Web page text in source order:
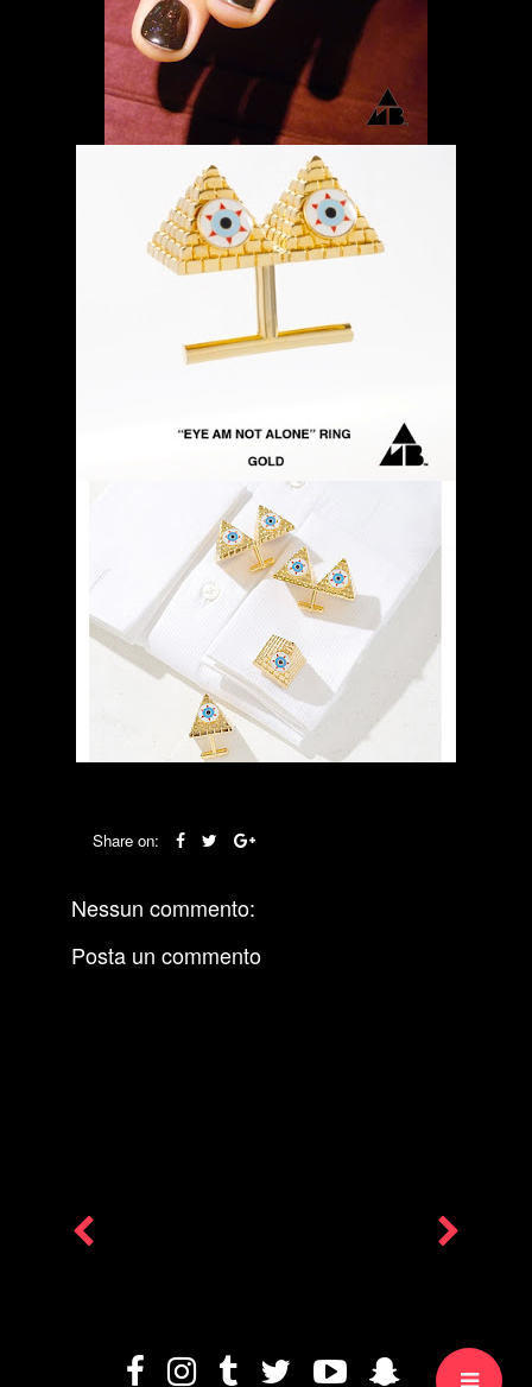
Share on:
Nessun commento:
Posta un commento